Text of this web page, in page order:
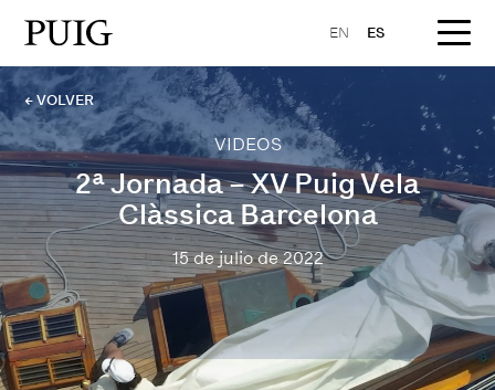
EN ES
← VOLVER
VIDEOS
2ª Jornada – XV Puig Vela
Clàssica Barcelona
15 de julio de 2022